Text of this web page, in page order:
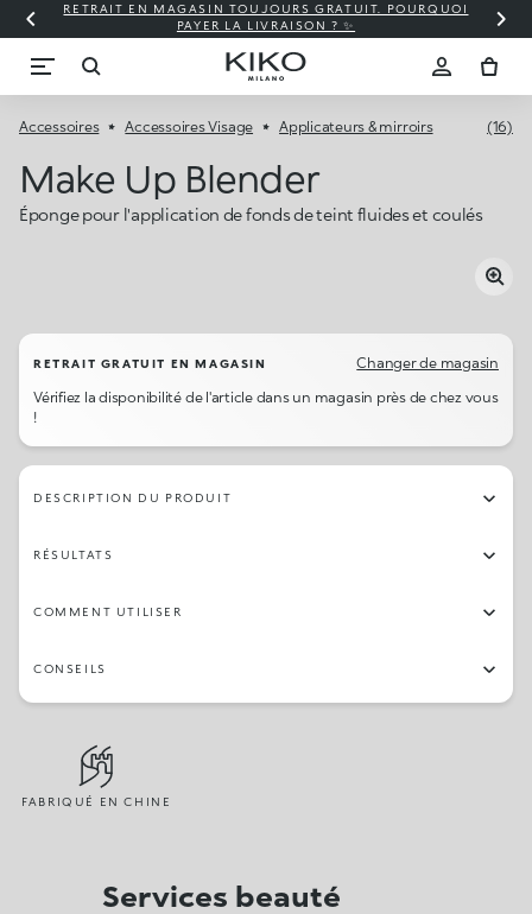
RETRAIT EN MAGASIN TOUJOURS GRATUIT. POURQUOI
PAYER LA LIVRAISON ? ✨
Accessoires Accessoires Visage Applicateurs & mirroirs (16)
Make Up Blender
Éponge pour l'application de fonds de teint fluides et coulés
RETRAIT GRATUIT EN MAGASIN
Changer de magasin
Vérifiez la disponibilité de l'article dans un magasin près de chez vous
!
DESCRIPTION DU PRODUIT
RÉSULTATS
COMMENT UTILISER
CONSEILS
FABRIQUÉ EN CHINE
Services beauté